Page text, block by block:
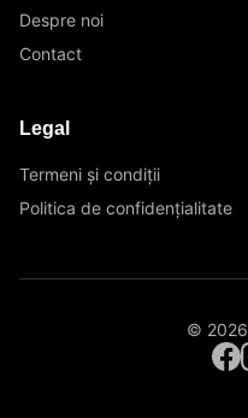
Despre noi
Contact
Legal
Termeni și condiții
Politica de confidențialitate
© 2026